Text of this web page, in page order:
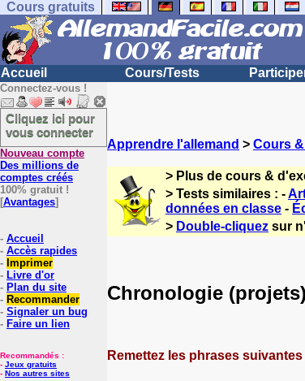
Cours gratuits
Accueil Cours/Tests
Connectez-vous !
Cliquez ici pour
vous connecter
Nouveau compte
Des millions de
comptes créés
100% gratuit !
[Avantages]
- Accueil
- Accès rapides
- Imprimer
- Livre d'or
- Plan du site
- Recommander
- Signaler un bug
- Faire un lien
Recommandés :
- Jeux gratuits
- Nos autres sites
Apprendre l'allemand > Cours
> Plus de cours &
> Tests similaires : -
données en classe -
> Double-cliquez sur
Chronologie (projets)
Remettez les phrases